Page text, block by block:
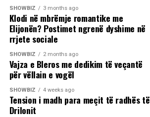
SHOWBIZ 3 months ago
Klodi në mbrëmje romantike me
Elijonën? Postimet ngrenë dyshime në
rrjete sociale
SHOWBIZ 2 months ago
Vajza e Bleros me dedikim të veçantë
për vëllain e vogël
SHOWBIZ 4 weeks ago
Tension i madh para meçit të radhës të
Drilonit